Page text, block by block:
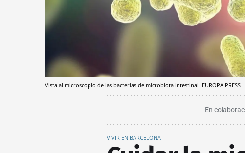
Vista al microscopio de las bacterias de microbiota intestinal EUROPA PRESS
En
VIVIR EN BARCELONA